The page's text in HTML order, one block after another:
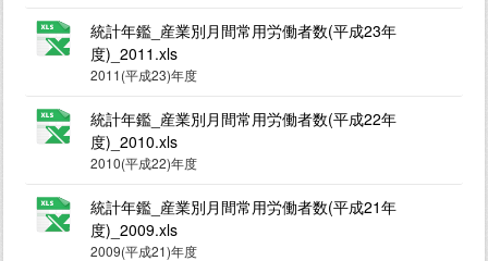
統計年鑑_産業別月間常用労働者数(平成23年
度)_2011.xls
2011(平成23)年度
統計年鑑_産業別月間常用労働者数(平成22年
度)_2010.xls
2010(平成22)年度
統計年鑑_産業別月間常用労働者数(平成21年
度)_2009.xls
2009(平成21)年度